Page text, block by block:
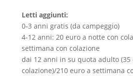
Letti aggiunti:
0-3 anni gratis (da campeggio)
4-12 anni: 20 euro a notte con
settimana con colazione
dai 12 anni in su quota adulto (35
colazione)/210 euro a settimana